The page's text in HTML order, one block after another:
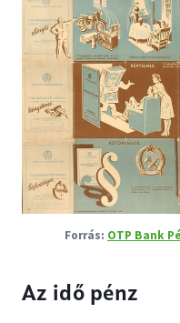
OTP Bank
Az idő pénz